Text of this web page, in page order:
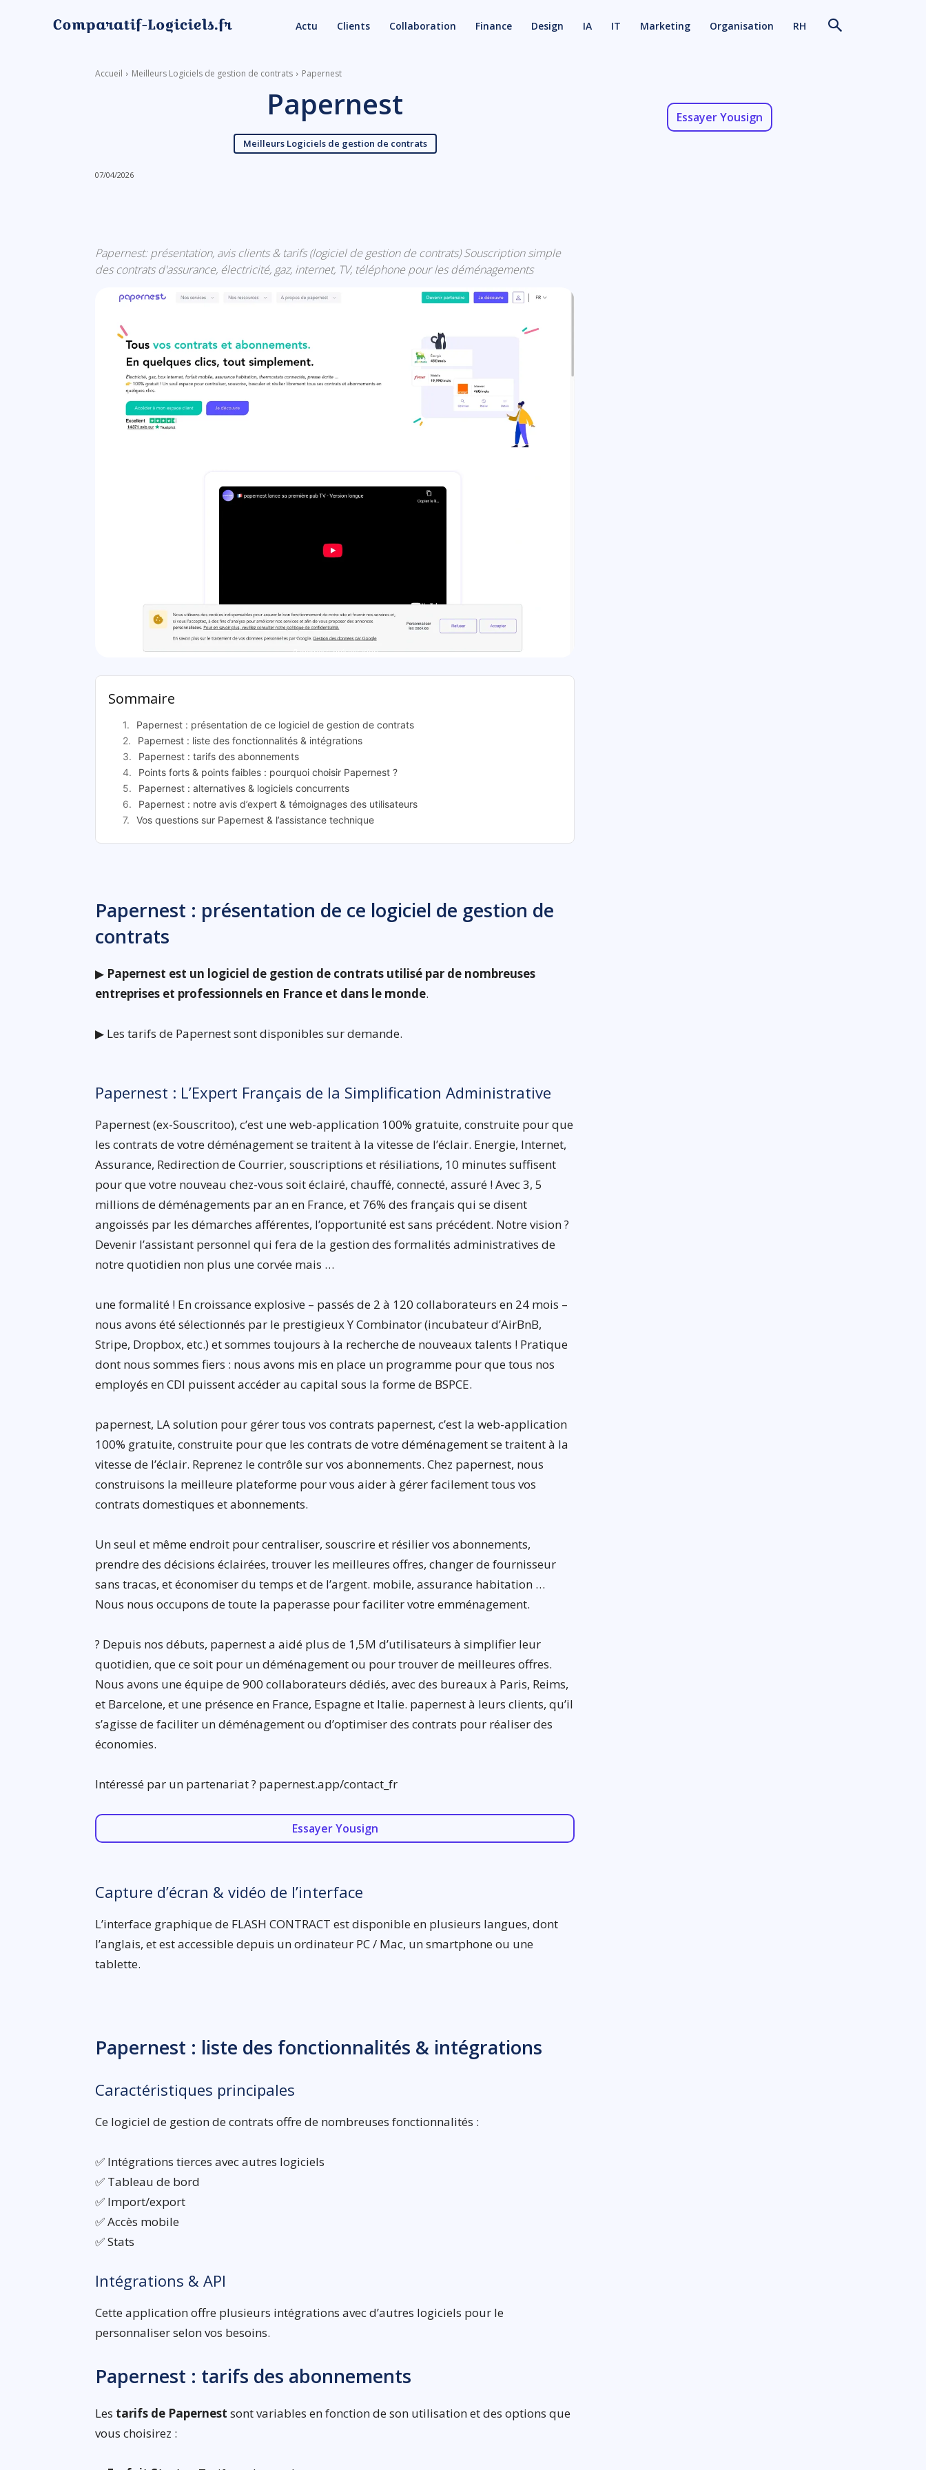
Actu Clients Collaboration Finance Design IA IT Marketing Organisation RH
Accueil Meilleurs Logiciels de gestion de contrats Papernest
Papernest
Meilleurs Logiciels de gestion de contrats
07/04/2026
Papernest: présentation, avis clients & tarifs (logiciel de gestion de contrats) Souscription simple
des contrats d'assurance, électricité, gaz, internet, TV, téléphone pour les déménagements
Papernest: présentation
Sommaire
Papernest : présentation de ce logiciel de gestion de contrats
Papernest : liste des fonctionnalités & intégrations
Papernest : tarifs des abonnements
Points forts & points faibles : pourquoi choisir Papernest ?
Papernest : alternatives & logiciels concurrents
Papernest : notre avis d’expert & témoignages des utilisateurs
Vos questions sur Papernest & l’assistance technique
Papernest : présentation de ce logiciel de gestion de
contrats
▶ Papernest est un logiciel de gestion de contrats utilisé par de nombreuses
entreprises et professionnels en France et dans le monde.
▶ Les tarifs de Papernest sont disponibles sur demande.
Papernest : L’Expert Français de la Simplification Administrative
Papernest (ex-Souscritoo), c’est une web-application 100% gratuite, construite pour que
les contrats de votre déménagement se traitent à la vitesse de l’éclair. Energie, Internet,
Assurance, Redirection de Courrier, souscriptions et résiliations, 10 minutes suffisent
pour que votre nouveau chez-vous soit éclairé, chauffé, connecté, assuré ! Avec 3, 5
millions de déménagements par an en France, et 76% des français qui se disent
angoissés par les démarches afférentes, l’opportunité est sans précédent. Notre vision ?
Devenir l’assistant personnel qui fera de la gestion des formalités administratives de
notre quotidien non plus une corvée mais …
une formalité ! En croissance explosive – passés de 2 à 120 collaborateurs en 24 mois –
nous avons été sélectionnés par le prestigieux Y Combinator (incubateur d’AirBnB,
Stripe, Dropbox, etc.) et sommes toujours à la recherche de nouveaux talents ! Pratique
dont nous sommes fiers : nous avons mis en place un programme pour que tous nos
employés en CDI puissent accéder au capital sous la forme de BSPCE.
papernest, LA solution pour gérer tous vos contrats papernest, c’est la web-application
100% gratuite, construite pour que les contrats de votre déménagement se traitent à la
vitesse de l’éclair. Reprenez le contrôle sur vos abonnements. Chez papernest, nous
construisons la meilleure plateforme pour vous aider à gérer facilement tous vos
contrats domestiques et abonnements.
Un seul et même endroit pour centraliser, souscrire et résilier vos abonnements,
prendre des décisions éclairées, trouver les meilleures offres, changer de fournisseur
sans tracas, et économiser du temps et de l’argent. mobile, assurance habitation …
Nous nous occupons de toute la paperasse pour faciliter votre emménagement.
? Depuis nos débuts, papernest a aidé plus de 1,5M d’utilisateurs à simplifier leur
quotidien, que ce soit pour un déménagement ou pour trouver de meilleures offres.
Nous avons une équipe de 900 collaborateurs dédiés, avec des bureaux à Paris, Reims,
et Barcelone, et une présence en France, Espagne et Italie. papernest à leurs clients, qu’il
s’agisse de faciliter un déménagement ou d’optimiser des contrats pour réaliser des
économies.
Intéressé par un partenariat ? papernest.app/contact_fr
Essayer Yousign
Capture d’écran & vidéo de l’interface
L’interface graphique de FLASH CONTRACT est disponible en plusieurs langues, dont
l’anglais, et est accessible depuis un ordinateur PC / Mac, un smartphone ou une
tablette.
Papernest : liste des fonctionnalités & intégrations
Caractéristiques principales
Ce logiciel de gestion de contrats offre de nombreuses fonctionnalités :
✅ Intégrations tierces avec autres logiciels
✅ Tableau de bord
✅ Import/export
✅ Accès mobile
✅ Stats
Intégrations & API
Cette application offre plusieurs intégrations avec d’autres logiciels pour le
personnaliser selon vos besoins.
Papernest : tarifs des abonnements
Les tarifs de Papernest sont variables en fonction de son utilisation et des options que
vous choisirez :
Essayer Yousign